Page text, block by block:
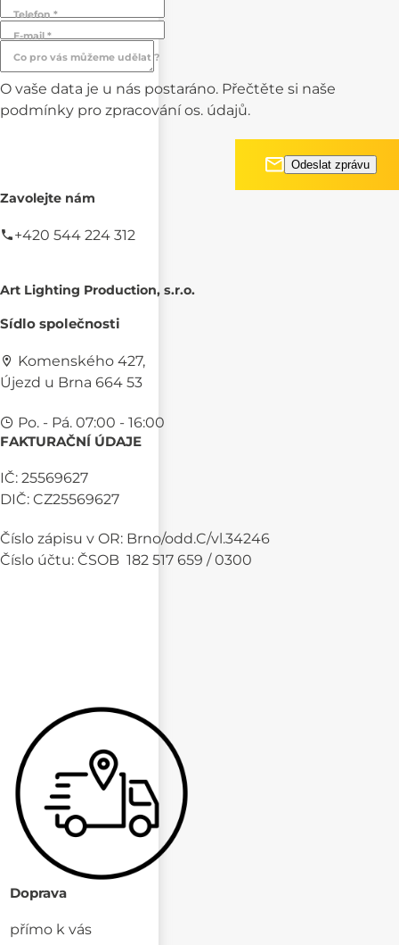
Telefon *
E-mail *
Co pro vás můžeme udělat ?
O vaše data je u nás postaráno. Přečtěte si naše
podmínky pro zpracování os. údajů.
Zavolejte nám
+420 544 224 312
Art Lighting Production, s.r.o.
Sídlo společnosti
Komenského 427,
Újezd u Brna 664 53
Po. - Pá. 07:00 - 16:00
FAKTURAČNÍ ÚDAJE
IČ: 25569627
DIČ: CZ25569627
Číslo zápisu v OR: Brno/odd.C/vl.34246
Číslo účtu: ČSOB 182 517 659 / 0300
Doprava
přímo k vás